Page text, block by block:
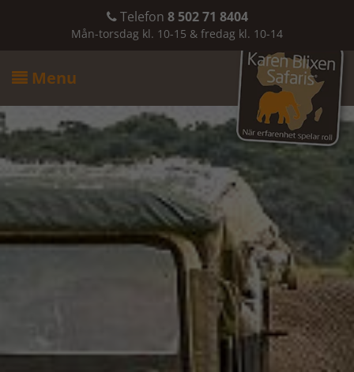
Telefon 8 502 71 8404
Mån-torsdag kl. 10-15 & fredag kl. 10-14
 Menu